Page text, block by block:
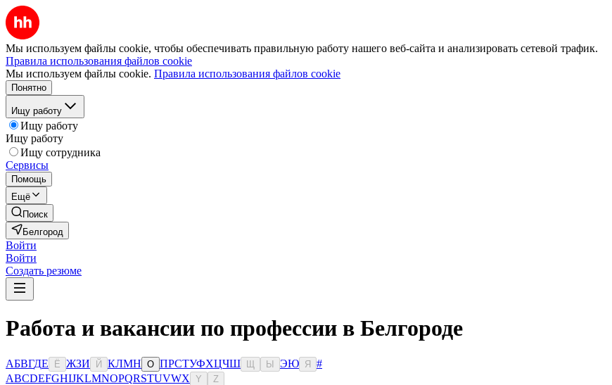
Мы используем файлы cookie, чтобы обеспечивать правильную работу нашего веб-сайта и анализировать сетевой трафик.
Правила использования файлов cookie
Мы используем файлы cookie. Правила использования файлов cookie
Понятно
Ищу работу
Ищу работу
Ищу работу
Ищу сотрудника
Сервисы
Помощь
Ещё
Поиск
Белгород
Войти
Войти
Создать резюме
Работа и вакансии по профессии в Белгороде
АБВГДЕ Ё ЖЗИ Й КЛМН О ПРСТУФХЦЧШ Ы ЭЮ Я
#
ABCDEFGHIJKLMNOPQRSTUVWX Y Z